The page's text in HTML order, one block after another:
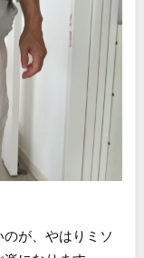
が、やはりミソ